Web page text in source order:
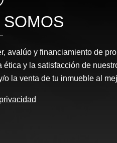
avalúo y financiamiento de
y la satisfacción de
la venta de tu inmueble al